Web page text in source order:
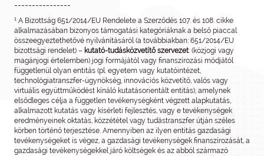
----------------
1 A Bizottság 651/2014/EU Rendelete a Szerződés 107. és 108. cikke
alkalmazásában bizonyos támogatási kategóriáknak a belső piaccal
összeegyeztethetővé nyilvánításáról (a továbbiakban: 651/2014/EU
bizottsági rendelet) – kutató-tudásközvetítő szervezet: (közjogi vagy
magánjogi értelemben) jogi formájától vagy finanszírozási módjától
függetlenül olyan entitás (pl. egyetem vagy kutatóintézet,
technológiatranszfer-ügynökség, innovációs közvetítő, valós vagy
virtuális együttműködést kínáló kutatásorientált entitás), amelynek
elsődleges célja a független tevékenységként végzett alapkutatás,
alkalmazott kutatás vagy kísérleti fejlesztés, vagy e tevékenységek
eredményeinek oktatás, közzététel vagy tudástranszfer útján széles
körben történő terjesztése. Amennyiben az ilyen entitás gazdasági
tevékenységeket is végez, a gazdasági tevékenységek finanszírozását, a
gazdasági tevékenységekkel járó költségek és az abból származó